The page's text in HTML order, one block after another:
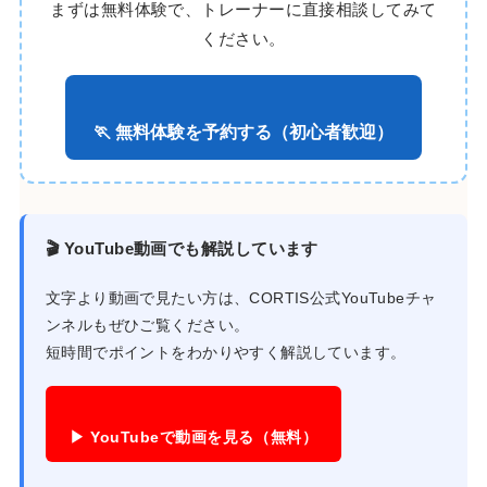
まずは無料体験で、トレーナーに直接相談してみて
ください。
🏃 無料体験を予約する（初心者歓迎）
🎬 YouTube動画でも解説しています
文字より動画で見たい方は、CORTIS公式YouTubeチャ
ンネルもぜひご覧ください。
短時間でポイントをわかりやすく解説しています。
▶ YouTubeで動画を見る（無料）